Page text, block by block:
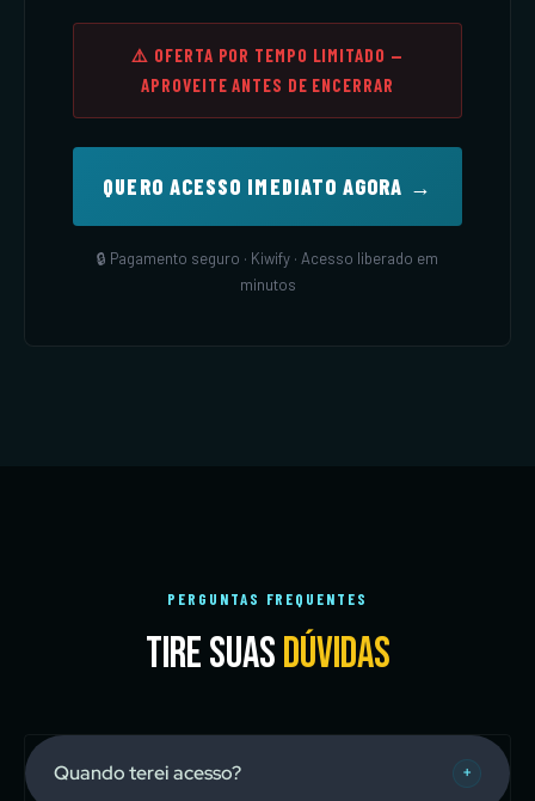
⚠️ OFERTA POR TEMPO LIMITADO —
APROVEITE ANTES DE ENCERRAR
QUERO ACESSO IMEDIATO AGORA →
🔒 Pagamento seguro · Kiwify · Acesso liberado em
minutos
PERGUNTAS FREQUENTES
Tire suasdúvidas
Quando terei acesso? +